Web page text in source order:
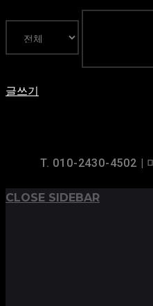
글쓰기
T. 010-2430-4502 |
CLOSE SIDEBAR